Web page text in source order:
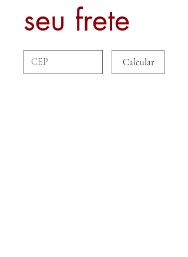
seu frete
Calcular